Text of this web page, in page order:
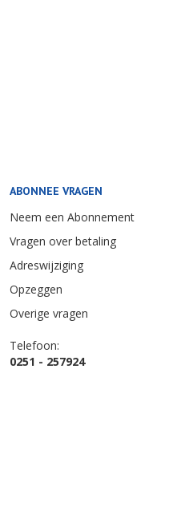
ABONNEE VRAGEN
Neem een Abonnement
Vragen over betaling
Adreswijziging
Opzeggen
Overige vragen
Telefoon:
0251 - 257924